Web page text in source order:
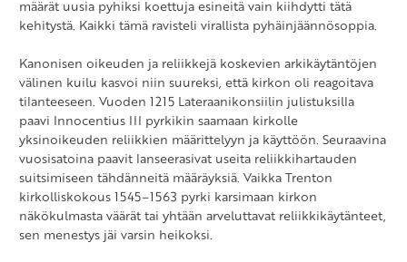
määrät uusia pyhiksi koettuja esineitä vain kiihdytti tätä
kehitystä. Kaikki tämä ravisteli virallista pyhäinjäännösoppia.
Kanonisen oikeuden ja reliikkejä koskevien arkikäytäntöjen
välinen kuilu kasvoi niin suureksi, että kirkon oli reagoitava
tilanteeseen. Vuoden 1215 Lateraanikonsiilin julistuksilla
paavi Innocentius III pyrkikin saamaan kirkolle
yksinoikeuden reliikkien määrittelyyn ja käyttöön. Seuraavina
vuosisatoina paavit lanseerasivat useita reliikkihartauden
suitsimiseen tähdänneitä määräyksiä. Vaikka Trenton
kirkolliskokous 1545–1563 pyrki karsimaan kirkon
näkökulmasta väärät tai yhtään arveluttavat reliikkikäytänteet,
sen menestys jäi varsin heikoksi.